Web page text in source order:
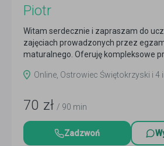
Piotr
Witam serdecznie i zapraszam do
zajęciach prowadzonych przez
maturalnego. Oferuję kompleksowe
Online, Ostrowiec Świętokrzyski i 4
70 zł / 90 min
Zadzwoń